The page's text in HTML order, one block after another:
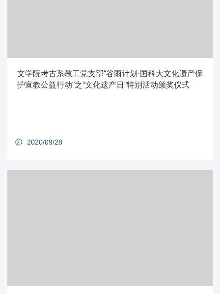
文学院考古系教工党支部“谷雨计划·国科大文化遗产保
护宣教公益行动”之“文化遗产日”特别活动颁奖仪式
2020/09/28